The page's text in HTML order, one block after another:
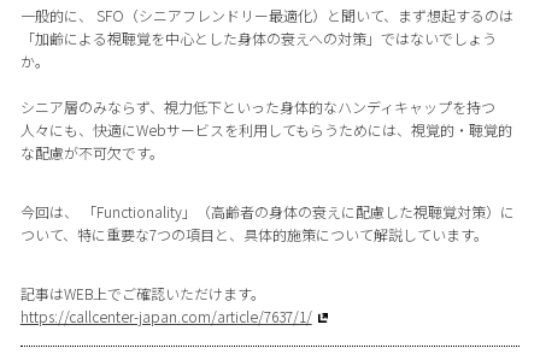
一般的に、 SFO（シニアフレンドリー最適化）と聞いて、まず想起するのは
「加齢による視聴覚を中心とした身体の衰えへの対策」ではないでしょう
か。
シニア層のみならず、視力低下といった身体的なハンディキャップを持つ
人々にも、快適にWebサービスを利用してもらうためには、視覚的・聴覚的
な配慮が不可欠です。
今回は、 「Functionality」（高齢者の身体の衰えに配慮した視聴覚対策）に
ついて、特に重要な7つの項目と、具体的施策について解説しています。
記事はWEB上でご確認いただけます。
https://callcenter-japan.com/article/7637/1/